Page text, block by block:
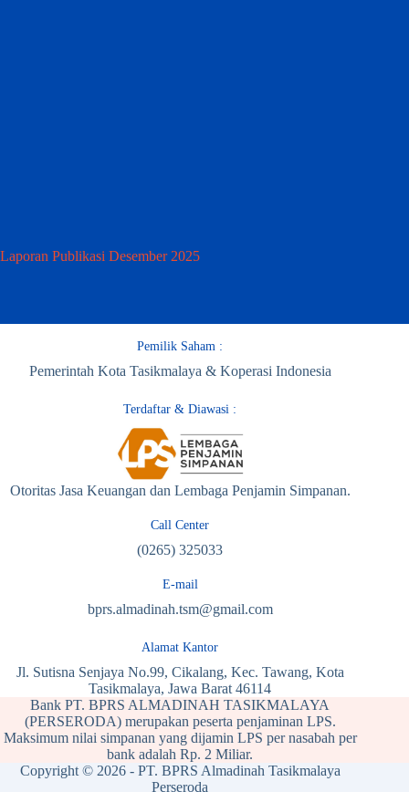
Laporan Publikasi Desember 2025
Pemilik Saham :
Pemerintah Kota Tasikmalaya & Koperasi Indonesia
Terdaftar & Diawasi :
Otoritas Jasa Keuangan dan Lembaga Penjamin Simpanan.
Call Center
(0265) 325033
E-mail
bprs.almadinah.tsm@gmail.com
Alamat Kantor
Jl. Sutisna Senjaya No.99, Cikalang, Kec. Tawang, Kota
Tasikmalaya, Jawa Barat 46114
Bank PT. BPRS ALMADINAH TASIKMALAYA
(PERSERODA) merupakan peserta penjaminan LPS.
Maksimum nilai simpanan yang dijamin LPS per nasabah per
bank adalah Rp. 2 Miliar.
Copyright © 2026 - PT. BPRS Almadinah Tasikmalaya
Perseroda